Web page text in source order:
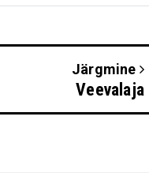
Järgmine
Veevalaja